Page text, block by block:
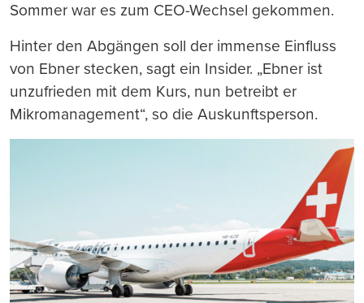
Sommer war es zum CEO-Wechsel gekommen.
Hinter den Abgängen soll der immense Einfluss
von Ebner stecken, sagt ein Insider. „Ebner ist
unzufrieden mit dem Kurs, nun betreibt er
Mikromanagement“, so die Auskunftsperson.